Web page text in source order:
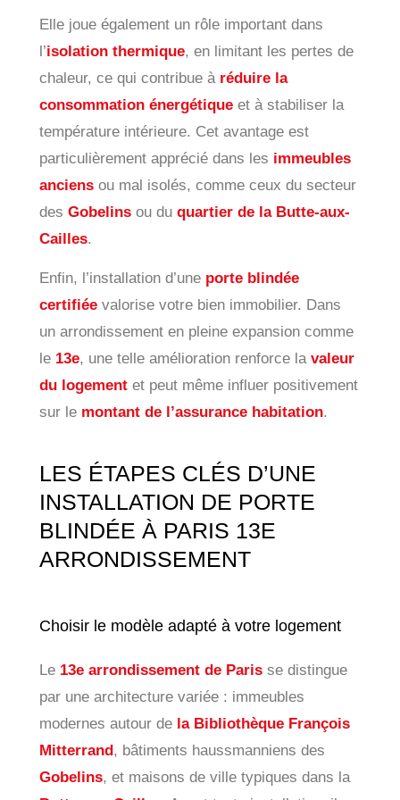
Elle joue également un rôle important dans
l’isolation thermique, en limitant les pertes de
chaleur, ce qui contribue à réduire la
consommation énergétiqueet à stabiliser la
température intérieure. Cet avantage est
particulièrement apprécié dans les immeubles
anciensou mal isolés, comme ceux du secteur
des Gobelinsou du quartier de la Butte-aux-
Cailles.
Enfin, l’installation d’une porte blindée
certifiéevalorise votre bien immobilier. Dans
un arrondissement en pleine expansion comme
le 13e, une telle amélioration renforce la valeur
du logementet peut même influer positivement
sur le montant de l’assurance habitation.
LES ÉTAPES CLÉS D’UNE
INSTALLATION DE PORTE
BLINDÉE À PARIS 13E
ARRONDISSEMENT
Choisir le modèle adapté à votre logement
Le 13e arrondissement de Parisse distingue
par une architecture variée : immeubles
modernes autour de la Bibliothèque François
Mitterrand, bâtiments haussmanniens des
Gobelins, et maisons de ville typiques dans la